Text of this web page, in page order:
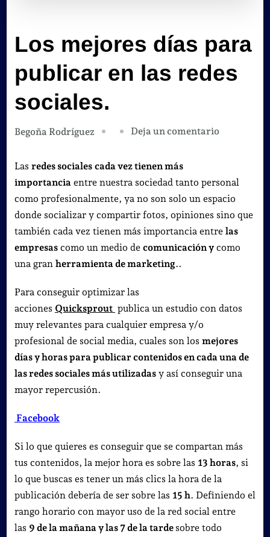
Los mejores días para
publicar en las redes
sociales.
Begoña Rodríguez Deja un comentarioen
días
para
publicar
en
las
Las redes sociales cada vez tienen más
importanciaentre nuestra sociedad tanto personal
como profesionalmente, ya no son solo un espacio
donde socializar y compartir fotos, opiniones sino que
también cada vez tienen más importancia entre las
empresascomo un medio de comunicación ycomo
una gran herramienta de marketing..
Para conseguir optimizar las
acciones Quicksprout publica un estudio con datos
muy relevantes para cualquier empresa y/o
profesional de social media, cuales son los mejores
días y horas para publicar contenidos en cada una de
las redes sociales más utilizadasy así conseguir una
mayor repercusión.
Facebook
Si lo que quieres es conseguir que se compartan más
tus contenidos, la mejor hora es sobre las 13 horas, si
lo que buscas es tener un más clics la hora de la
publicación debería de ser sobre las 15 h. Definiendo el
rango horario con mayor uso de la red social entre
las 9 de la mañana y las 7 de la tarde sobre todo